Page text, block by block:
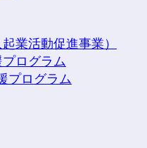
業活動促進事業）
ログラム
プログラム